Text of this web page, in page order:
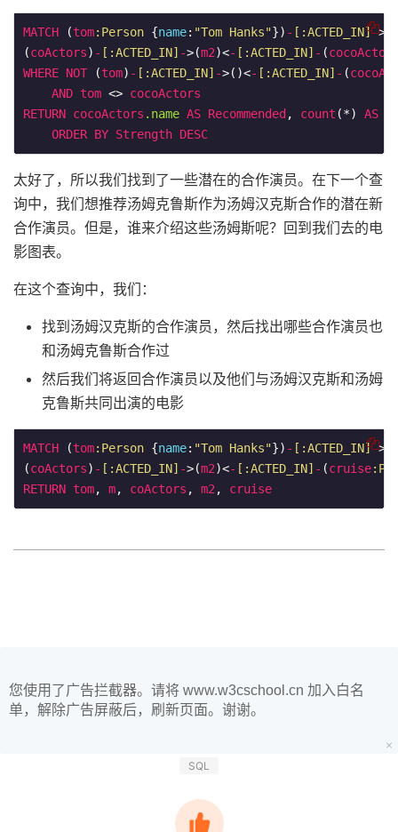
MATCH (tom:Person {name: "Tom Hanks"}) - [:ACTED_IN]->(
(coActors) - [:ACTED_IN] ->(m2)<- [:ACTED_IN] - (
WHERE NOT (tom) - [:ACTED_IN] ->()<- [:ACTED_IN] - (
AND tom <> cocoActors
RETURN cocoActors .name AS Recommended , count (*) AS
ORDER BY Strength DESC
太好了，所以我们找到了一些潜在的合作演员。在下一个查
询中，我们想推荐汤姆克鲁斯作为汤姆汉克斯合作的潜在新
合作演员。但是，谁来介绍这些汤姆斯呢？回到我们去的电
影图表。
在这个查询中，我们：
找到汤姆汉克斯的合作演员，然后找出哪些合作演员也
和汤姆克鲁斯合作过
然后我们将返回合作演员以及他们与汤姆汉克斯和汤姆
克鲁斯共同出演的电影
MATCH (tom:Person {name: "Tom Hanks"}) - [:ACTED_IN]->(
(coActors) - [:ACTED_IN] ->(m2)<- [:ACTED_IN] - (cruise
RETURN tom, m, coActors , m2 , cruise
您使用了广告拦截器。请将 www.w3cschool.cn 加入白名
单，解除广告屏蔽后，刷新页面。谢谢。
SQL